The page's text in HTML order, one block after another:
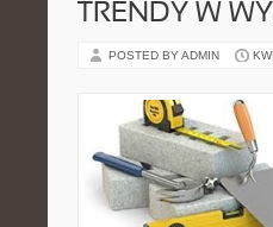
TRENDY W
POSTED BY ADMIN